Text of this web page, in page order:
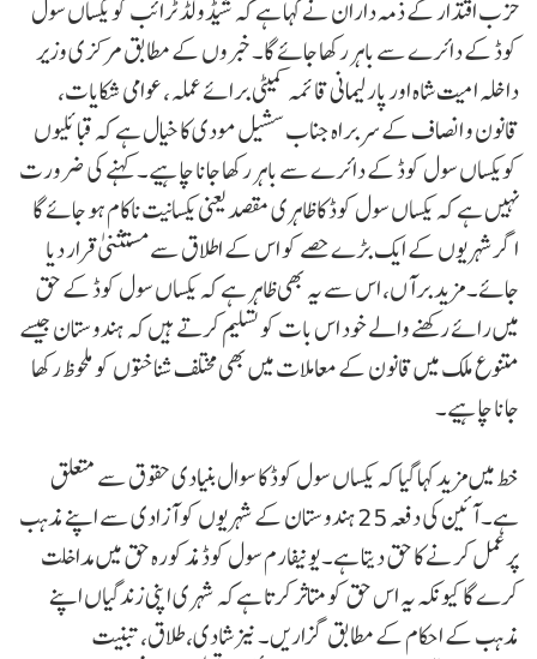
حزب اقتدار کے ذمہ داران نے کہا ہے کہ شیڈولڈ ٹرائب کو یکساں سول
کوڈ کے دائرے سے باہر رکھا جائے گا۔ خبروں کے مطابق مرکزی وزیر
داخلہ امیت شاہ اور پارلیمانی قائمہ کمیٹی برائے عملہ، عوامی شکایات،
قانون و انصاف کے سربراہ جناب سشیل مودی کا خیال ہے کہ قبائلیوں
کویکساں سول کوڈ کے دائرے سے باہر رکھا جانا چاہیے۔ کہنے کی ضرورت
نہیں ہے کہ یکساں سول کوڈ کا ظاہری مقصد یعنی یکسانیت ناکام ہو جائے گا
اگر شہریوں کے ایک بڑے حصے کو اس کے اطلاق سے مستثنیٰ قرار دیا
جائے۔ مزید برآں، اس سے یہ بھی ظاہر ہے کہ یکساں سول کوڈ کے حق
میں رائے رکھنے والے خود اس بات کو تسلیم کرتے ہیں کہ ہندوستان جیسے
متنوع ملک میں قانون کے معاملات میں بھی مختلف شناختوں کو ملحوظ رکھا
جانا چاہیے۔
خط میں مزید کہا گیا کہ یکساں سول کوڈ کا سوال بنیادی حقوق سے متعلق
ہے۔ آئین کی دفعہ 25 ہندوستان کے شہریوں کو آزادی سے اپنے مذہب
پر عمل کرنے کا حق دیتا ہے۔ یونیفارم سول کوڈ مذکورہ حق میں مداخلت
کرے گا کیونکہ یہ اس حق کو متاثر کرتا ہےکہ شہری اپنی زندگیاں اپنے
مذہب کے احکام کے مطابق گزاریں۔ نیز شادی، طلاق، تبنیت